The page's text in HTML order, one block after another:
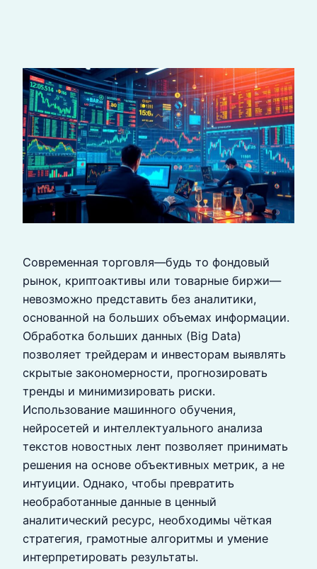
Современная торговля—будь то фондовый
рынок, криптоактивы или товарные биржи—
невозможно представить без аналитики,
основанной на больших объемах информации.
Обработка больших данных (Big Data)
позволяет трейдерам и инвесторам выявлять
скрытые закономерности, прогнозировать
тренды и минимизировать риски.
Использование машинного обучения,
нейросетей и интеллектуального анализа
текстов новостных лент позволяет принимать
решения на основе объективных метрик, а не
интуиции. Однако, чтобы превратить
необработанные данные в ценный
аналитический ресурс, необходимы чёткая
стратегия, грамотные алгоритмы и умение
интерпретировать результаты.